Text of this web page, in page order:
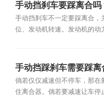
手动挡刹车要踩离合吗
手动挡刹车不一定要踩离合，
位、发动机转速。发动机的动
手动挡踩刹车需要踩离
倘若仅仅减速但不停车，那在
住离合器。倘若要减速让车停